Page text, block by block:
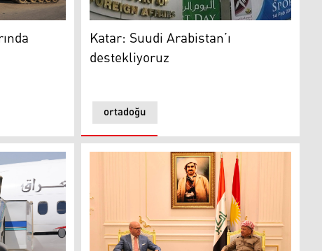
teyakkuza geçtiKatar: Suudi Arabistan’ı destekliyoruz
ortadoğu
Katar: Suudi Arabistan’ı
destekliyoruz